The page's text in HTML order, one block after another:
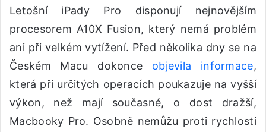
Letošní iPady Pro disponují nejnovějším
procesorem A10X Fusion, který nemá problém
ani při velkém vytížení. Před několika dny se na
Českém Macu dokonce objevila informace,
která při určitých operacích poukazuje na vyšší
výkon, než mají současné, o dost dražší,
Macbooky Pro. Osobně nemůžu proti rychlosti